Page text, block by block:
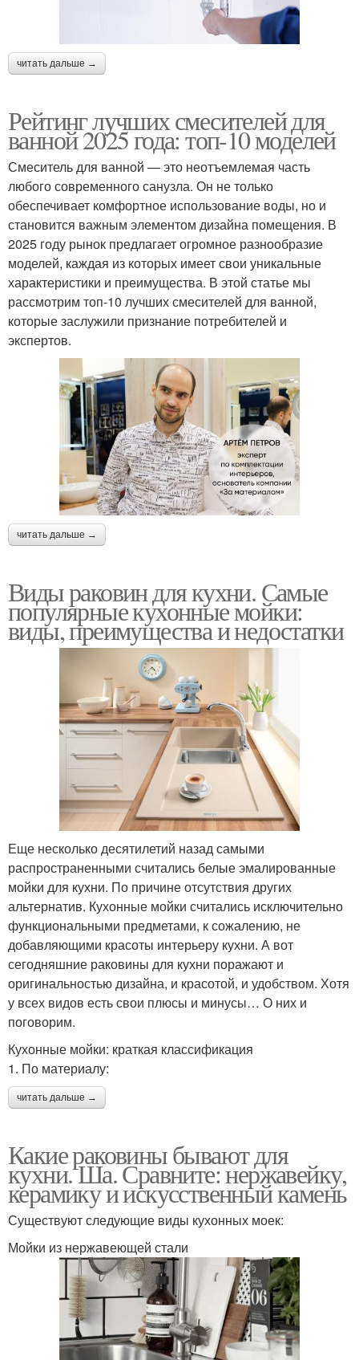
читать дальше →
Рейтинг лучших смесителей для
ванной 2025 года: топ-10 моделей
Смеситель для ванной — это неотъемлемая часть
любого современного санузла. Он не только
обеспечивает комфортное использование воды, но и
становится важным элементом дизайна помещения. В
2025 году рынок предлагает огромное разнообразие
моделей, каждая из которых имеет свои уникальные
характеристики и преимущества. В этой статье мы
рассмотрим топ-10 лучших смесителей для ванной,
которые заслужили признание потребителей и
экспертов.
читать дальше →
Виды раковин для кухни. Самые
популярные кухонные мойки:
виды, преимущества и недостатки
Еще несколько десятилетий назад самыми
распространенными считались белые эмалированные
мойки для кухни. По причине отсутствия других
альтернатив. Кухонные мойки считались исключительно
функциональными предметами, к сожалению, не
добавляющими красоты интерьеру кухни. А вот
сегодняшние раковины для кухни поражают и
оригинальностью дизайна, и красотой, и удобством. Хотя
у всех видов есть свои плюсы и минусы… О них и
поговорим.
Кухонные мойки: краткая классификация
1. По материалу:
читать дальше →
Какие раковины бывают для
кухни. Ша. Сравните: нержавейку,
керамику и искусственный камень
Существуют следующие виды кухонных моек:
Мойки из нержавеющей стали